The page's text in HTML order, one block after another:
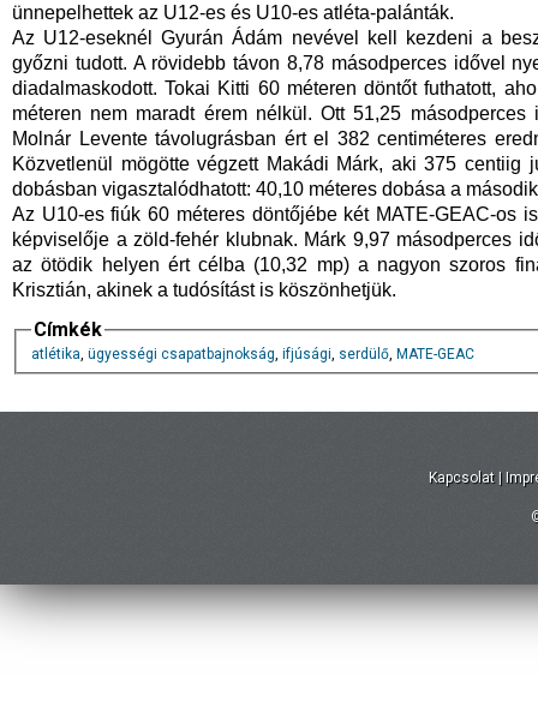
ünnepelhettek az U12-es és U10-es atléta-palánták.
Az U12-eseknél Gyurán Ádám nevével kell kezdeni a
győzni tudott. A rövidebb távon 8,78 másodperces idővel
diadalmaskodott. Tokai Kitti 60 méteren döntőt futhatott,
méteren nem maradt érem nélkül. Ott 51,25
Molnár Levente távolugrásban ért el 382 centiméteres
Közvetlenül mögötte végzett Makádi Márk, aki 375 centiig
dobásban vigasztalódhatott: 40,10 méteres dobása a
Az U10-es fiúk 60 méteres döntőjébe két MATE-GEAC-os
képviselője a zöld-fehér klubnak. Márk 9,97 másodperces
az ötödik helyen ért célba (10,32 mp) a nagyon szoros
Krisztián, akinek a tudósítást is köszönhetjük.
Címkék
atlétika, ügyességi csapatbajnokság, ifjúsági, serdülő, MATE-GEAC
Kapcsolat |